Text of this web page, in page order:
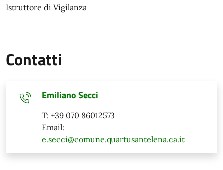
Istruttore di Vigilanza
Contatti
Emiliano Secci
T: +39 070 86012573
Email:
e.secci@comune.quartusantelena.ca.it